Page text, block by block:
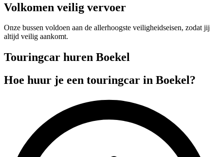
Volkomen veilig vervoer
Onze bussen voldoen aan de allerhoogste veiligheidseisen, zodat jij
altijd veilig aankomt.
Touringcar huren Boekel
Hoe huur je een touringcar in Boekel?